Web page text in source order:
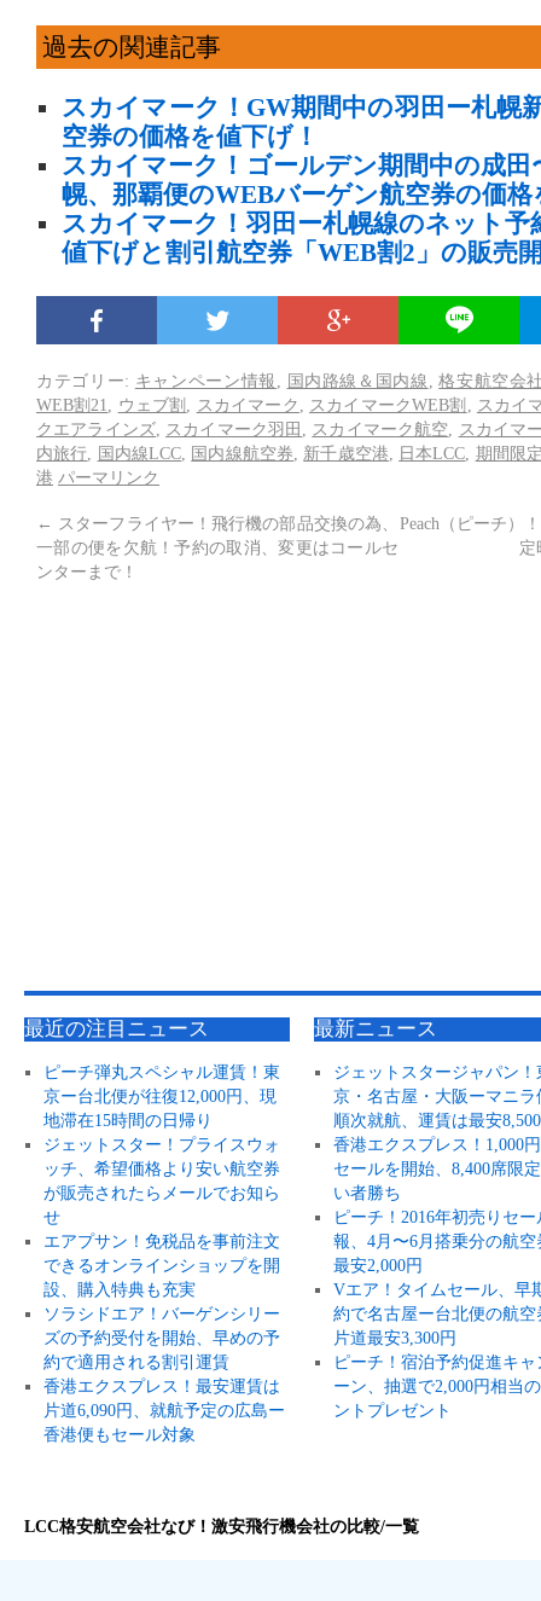
過去の関連記事
スカイマーク！GW期間中の羽田ー札幌
空券の価格を値下げ！
スカイマーク！ゴールデン期間中の成田
幌、那覇便のWEBバーゲン航空券の価格
スカイマーク！羽田ー札幌線のネット予
値下げと割引航空券「WEB割2」の販売
カテゴリー: キャンペーン情報 国内路線＆国内線 ,格安航空会
WEB割21
ウェブ割 スカイマーク スカイマークWEB割
スカイ
クエアラインズ, スカイマーク羽田 スカイマーク航空
スカイマ
内旅行
国内線LCC 国内線航空券 新千歳空港 日本LCC 期間限
港 パーマリンク
← スターフライヤー！飛行機の部品交換の為、
一部の便を欠航！予約の取消、変更はコールセ
ンターまで！
Peach（ピーチ）
定
最近の注目ニュース
ピーチ弾丸スペシャル運賃！東
京ー台北便が往復12,000円、現
地滞在15時間の日帰り
ジェットスター！プライスウォ
ッチ、希望価格より安い航空券
が販売されたらメールでお知ら
せ
エアプサン！免税品を事前注文
できるオンラインショップを開
設、購入特典も充実
ソラシドエア！バーゲンシリー
ズの予約受付を開始、早めの予
約で適用される割引運賃
香港エクスプレス！最安運賃は
片道6,090円、就航予定の広島ー
香港便もセール対象
最新ニュース
ジェットスタージャパン！
京・名古屋・大阪ーマニラ
順次就航、運賃は最安
香港エクスプレス！1,000
セールを開始、8,400席限
い者勝ち
ピーチ！2016年初売りセー
報、4月〜6月搭乗分の航空
最安2,000円
Vエア！タイムセール、早
約で名古屋ー台北便の航空
片道最安3,300円
ピーチ！宿泊予約促進キャ
ーン、抽選で2,000円相当
ントプレゼント
LCC格安航空会社なび！激安飛行機会社の比較/一覧